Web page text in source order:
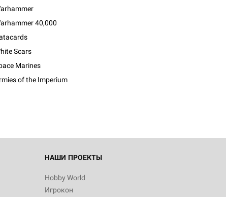
40,000
Scars
Marines
of the Imperium
НАШИ ПРОЕКТЫ
Hobby World
Игрокон